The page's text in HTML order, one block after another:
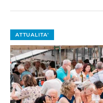
ATTUALITA'